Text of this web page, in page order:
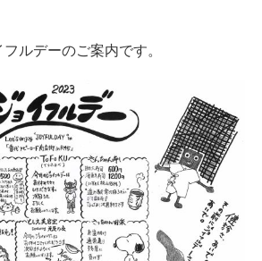
ルデーのご案内です。